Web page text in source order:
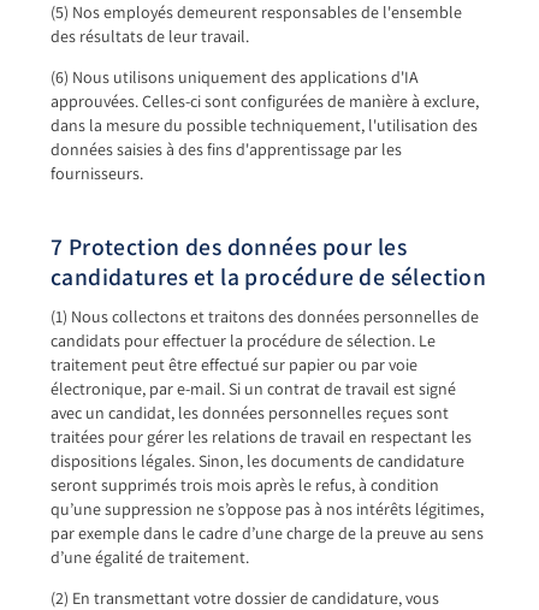
(5) Nos employés demeurent responsables de l'ensemble
des résultats de leur travail.
(6) Nous utilisons uniquement des applications d'IA
approuvées. Celles-ci sont configurées de manière à exclure,
dans la mesure du possible techniquement, l'utilisation des
données saisies à des fins d'apprentissage par les
fournisseurs.
7 Protection des données pour les
candidatures et la procédure de sélection
(1) Nous collectons et traitons des données personnelles de
candidats pour effectuer la procédure de sélection. Le
traitement peut être effectué sur papier ou par voie
électronique, par e-mail. Si un contrat de travail est signé
avec un candidat, les données personnelles reçues sont
traitées pour gérer les relations de travail en respectant les
dispositions légales. Sinon, les documents de candidature
seront supprimés trois mois après le refus, à condition
qu’une suppression ne s’oppose pas à nos intérêts légitimes,
par exemple dans le cadre d’une charge de la preuve au sens
d’une égalité de traitement.
(2) En transmettant votre dossier de candidature, vous